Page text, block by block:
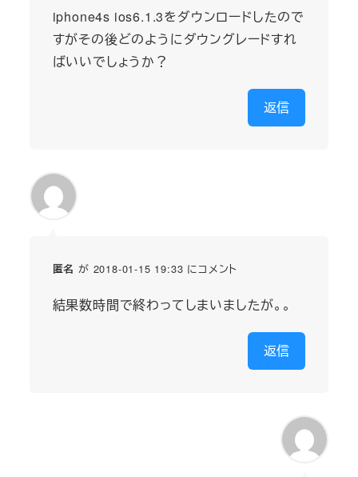
iphone4s ios6.1.3をダウンロードしたので
すがその後どのようにダウングレードすれ
ばいいでしょうか？
返信
匿名 が 2018-01-15 19:33 にコメント
結果数時間で終わってしまいましたが。。
返信